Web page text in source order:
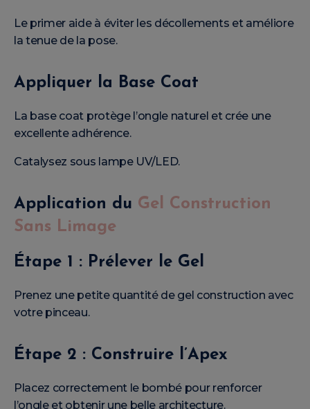
Le primer aide à éviter les décollements et améliore
la tenue de la pose.
Appliquer la Base Coat
La base coat protège l’ongle naturel et crée une
excellente adhérence.
Catalysez sous lampe UV/LED.
Application du Gel Construction
Sans Limage
Étape 1 : Prélever le Gel
Prenez une petite quantité de gel construction avec
votre pinceau.
Étape 2 : Construire l’Apex
Placez correctement le bombé pour renforcer
l’ongle et obtenir une belle architecture.